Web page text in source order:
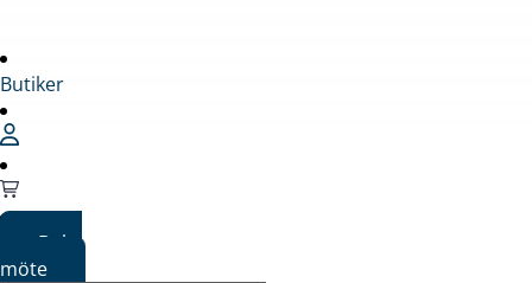
Butiker
Boka
möte